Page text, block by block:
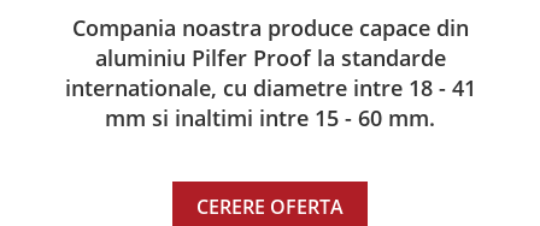
NOUTATICompania noastra produce capace din
aluminiu Pilfer Proof la standarde
internationale, cu diametre intre 18 - 41
mm si inaltimi intre 15 - 60 mm.
CERERE OFERTA